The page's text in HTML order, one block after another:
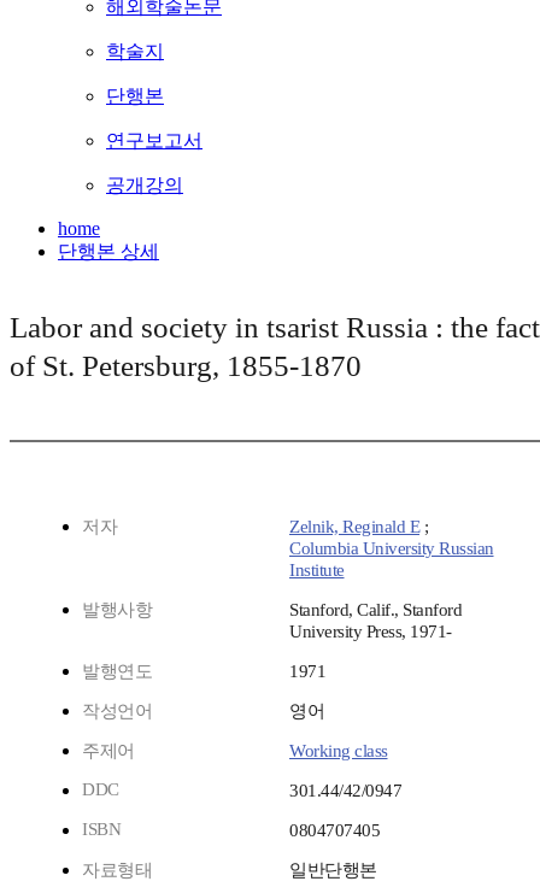
해외학술논문
학술지
단행본
연구보고서
공개강의
home
단행본 상세
Labor and society in tsarist Russia : the
of St. Petersburg, 1855-1870
저자 Zelnik, Reginald E;
Columbia University Russian
Institute
발행사항
Stanford, Calif., Stanford
University Press, 1971-
발행연도 1971
작성언어 영어
주제어
Working class
DDC
301.44/42/0947
ISBN
0804707405
자료형태 일반단행본